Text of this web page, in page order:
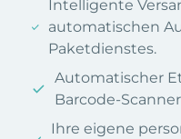
Intelligente
automatischen
Paketdienstes.
Automatischer
Barcode-Scanner
Ihre eigene